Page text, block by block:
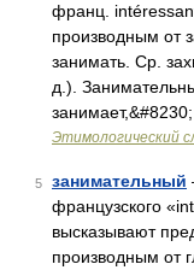
франц.
производным от
занимать. Ср.
д.).
Этимологический
5 занимательный
французского
высказывают
производным от